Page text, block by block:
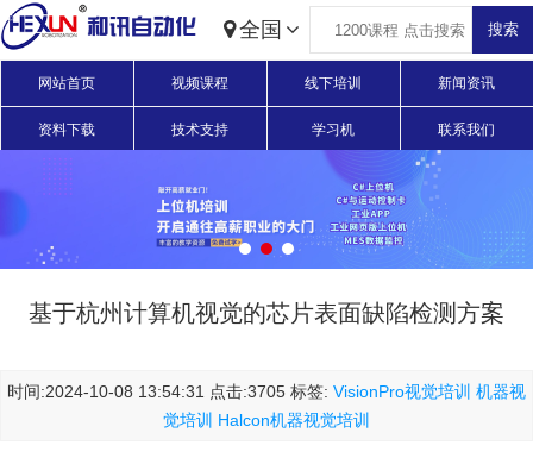
全国
网站首页 视频课程 线下培训 新闻资讯
资料下载 技术支持 学习机 联系我们
基于杭州计算机视觉的芯片表面缺陷检测方案
时间:2024-10-08 13:54:31 点击:3705 标签: VisionPro视觉培训 机器视
觉培训 Halcon机器视觉培训